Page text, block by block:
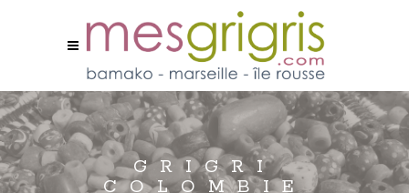
GRIGRI
COLOMBIE